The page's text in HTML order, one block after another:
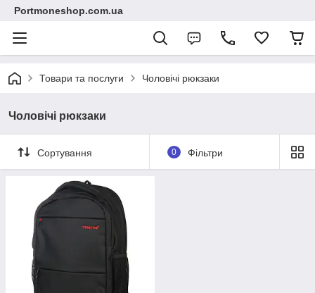
Portmoneshop.com.ua
Товари та послуги Чоловічі рюкзаки
Чоловічі рюкзаки
Сортування 0 Фільтри